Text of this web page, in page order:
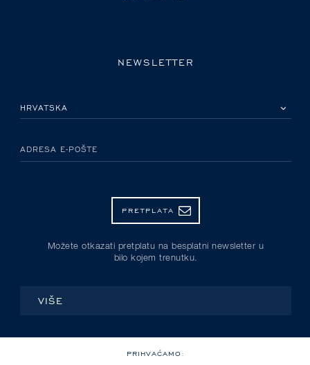
NEWSLETTER
ADRESA E-POŠTE
PRETPLATA
Možete otkazati pretplatu na besplatni newsletter u
bilo kojem trenutku.
VIŠE
PRIHVAĆAMO: